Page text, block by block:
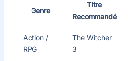
Genre
Titre
Recommandé
Action /
RPG
The Witcher
3